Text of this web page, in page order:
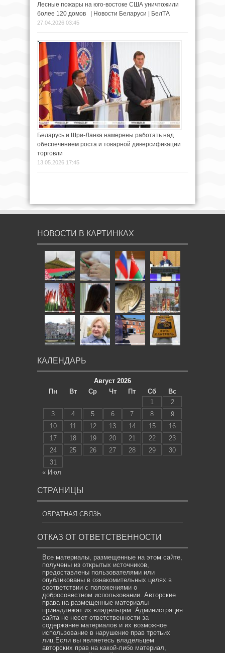
Лесные пожары на юго-востоке США уничтожили
более 120 домов | Новости Беларуси | БелТА
27.04.2026 03:45
Беларусь и Шри-Ланка намерены работать над
обеспечением роста и товарной диверсификации
торговли
13.05.2026 17:45
НОВОСТИ В КАРТИНКАХ
КАЛЕНДАРЬ
Август 2026
Пн
Вт Ср Чт Пт Сб
Вс
1
2
3
4 5 6 7 8
9
10
11 12 13 14 15
16
17
18 19 20 21 22
23
24
25 26 27 28 29
30
31
« Июл
СТРАНИЦЫ
ОБРАТНАЯ СВЯЗЬ
ОТКАЗ ОТ ОТВЕТСТВЕННОСТИ
Все материалы, размещенные на этом сайте,
получены из открытых источников,
предоставлены пользователями или
опубликованы в ознакомительных целях в
соответствии с положениями о
добросовестном использовании. Авторские
права на размещенные материалы
принадлежат их владельцам. Администрация
сайта не несет ответственности за
содержание материалов и их возможное
использование в нарушение прав третьих
лиц.Если вы являетесь владельцем
авторских прав на какой-либо материал,